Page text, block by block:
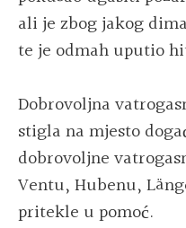
ali je zbog jakog
te je odmah uputio
Dobrovoljna
stigla na mjesto
dobrovoljne
Ventu, Hubenu,
pritekle u pomoć.